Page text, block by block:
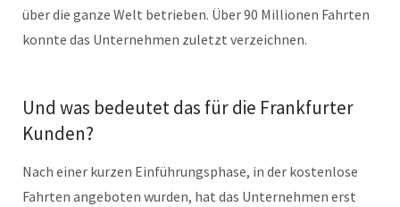
über die ganze Welt betrieben. Über 90 Millionen Fahrten
konnte das Unternehmen zuletzt verzeichnen.
Und was bedeutet das für die Frankfurter
Kunden?
Nach einer kurzen Einführungsphase, in der kostenlose
Fahrten angeboten wurden, hat das Unternehmen erst